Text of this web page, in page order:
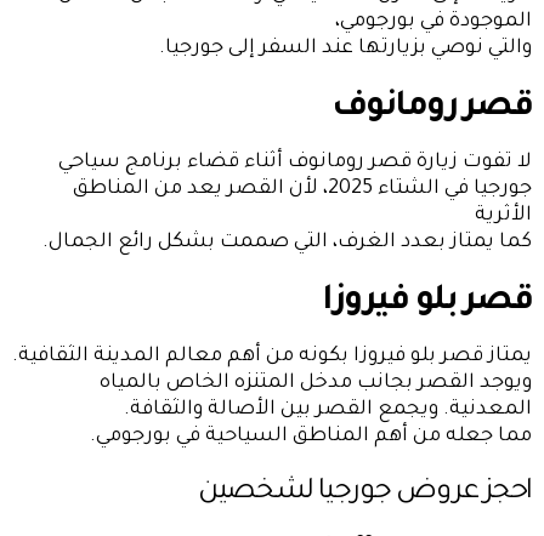
الموجودة في بورجومي،
والتي نوصي بزيارتها عند السفر إلى جورجيا.
قصر رومانوف
لا تفوت زيارة قصر رومانوف أثناء قضاء برنامج سياحي
جورجيا في الشتاء 2025، لأن القصر يعد من المناطق
الأثرية
كما يمتاز بعدد الغرف، التي صممت بشكل رائع الجمال.
قصر بلو فيروزا
يمتاز قصر بلو فيروزا بكونه من أهم معالم المدينة الثقافية.
ويوجد القصر بجانب مدخل المتنزه الخاص بالمياه
المعدنية. ويجمع القصر بين الأصالة والثقافة.
مما جعله من أهم المناطق السياحية في بورجومي.
احجزعروض جورجيا لشخصين